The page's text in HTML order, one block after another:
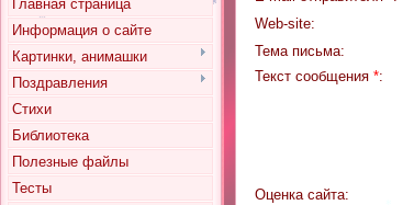
* *
Главная страница
Информация о сайте
Картинки, анимашки
Поздравления
Стихи
Библиотека
Полезные файлы
Тесты
Web-site:
Тема письма:
Текст сообщения *:
Оценка сайта: